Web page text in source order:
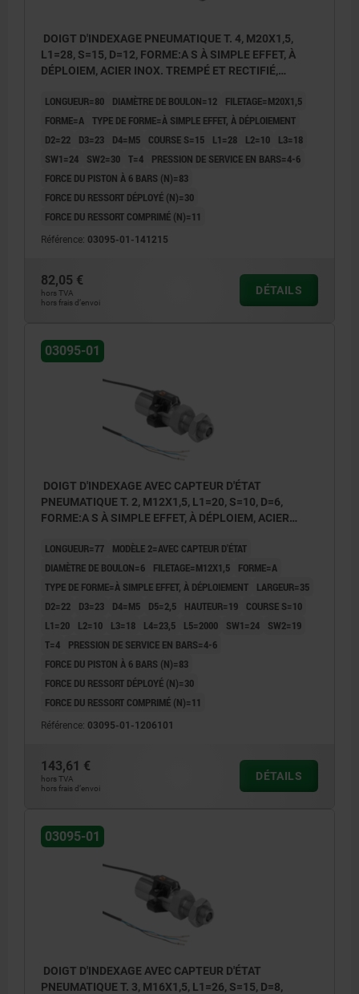
DOIGT D'INDEXAGE PNEUMATIQUE T. 4, M20X1,5,
L1=28, S=15, D=12, FORME:A S À SIMPLE EFFET, À
DÉPLOIEM, ACIER INOX. TREMPÉ ET RECTIFIÉ,
LONGUEUR=80 DIAMÈTRE DE BOULON=12
FILETAGE=M20X1,5
FORME=A TYPE DE FORME=À SIMPLE EFFET, À DÉPLOIEMENT
D2=22
D3=23 D4=M5 COURSE S=15 L1=28 L2=10
L3=18
SW1=24
SW2=30 T=4
PRESSION DE SERVICE EN BARS=4-6
FORCE DU PISTON À 6 BARS (N)=83
FORCE DU RESSORT DÉPLOYÉ (N)=30
FORCE DU RESSORT COMPRIMÉ (N)=11
Référence: 03095-01-141215
82,05 €
hors TVA
hors frais d’envoi
DÉTAILS
03095-01
DOIGT D'INDEXAGE AVEC CAPTEUR D'ÉTAT
PNEUMATIQUE T. 2, M12X1,5, L1=20, S=10, D=6,
FORME:A S À SIMPLE EFFET, À DÉPLOIEM, ACIER
NATUREL
LONGUEUR=77
MODÈLE 2=AVEC CAPTEUR D'ÉTAT
DIAMÈTRE DE BOULON=6
FILETAGE=M12X1,5
FORME=A
TYPE DE FORME=À SIMPLE EFFET, À DÉPLOIEMENT
LARGEUR=35
D2=22
D3=23 D4=M5 D5=2,5 HAUTEUR=19
COURSE S=10
L1=20
L2=10 L3=18 L4=23,5 L5=2000 SW1=24
SW2=19
T=4
PRESSION DE SERVICE EN BARS=4-6
FORCE DU PISTON À 6 BARS (N)=83
FORCE DU RESSORT DÉPLOYÉ (N)=30
FORCE DU RESSORT COMPRIMÉ (N)=11
Référence: 03095-01-1206101
143,61 €
hors TVA
hors frais d’envoi
DÉTAILS
03095-01
DOIGT D'INDEXAGE AVEC CAPTEUR D'ÉTAT
PNEUMATIQUE T. 3, M16X1,5, L1=26, S=15, D=8,